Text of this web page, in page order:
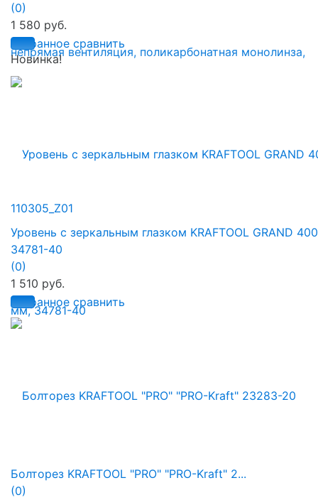
избранное сравнить
(0)
1 580 руб.
Новинка!
избранное сравнить
Уровень с зеркальным глазком KRAFTOOL GRAND
34781-40
(0)
1 510 руб.
Болторез KRAFTOOL "PRO" "PRO-Kraft" 2...
(0)